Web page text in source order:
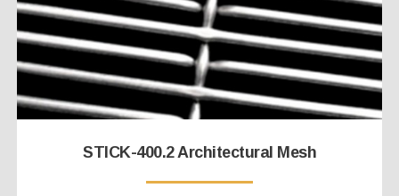
STICK-400.2 Architectural Mesh